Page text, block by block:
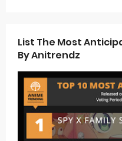
List The Most
By Anitrendz